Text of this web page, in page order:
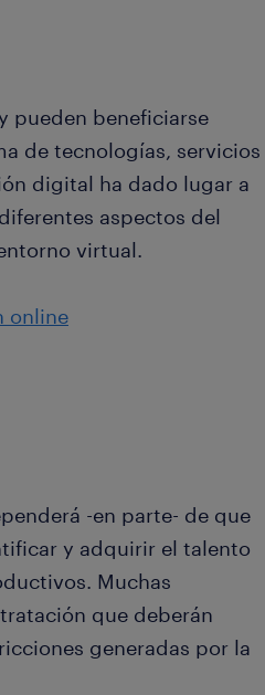
pueden beneficiarse
de tecnologías, servicios
digital ha dado lugar a
aspectos del
virtual.
online
-en parte- de que
y adquirir el talento
Muchas
que deberán
generadas por la